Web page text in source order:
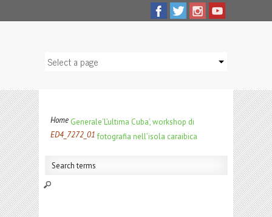
Home Generale‘L’ultima Cuba’, workshop di
fotografia nell’isola caraibica
ED4_7272_01